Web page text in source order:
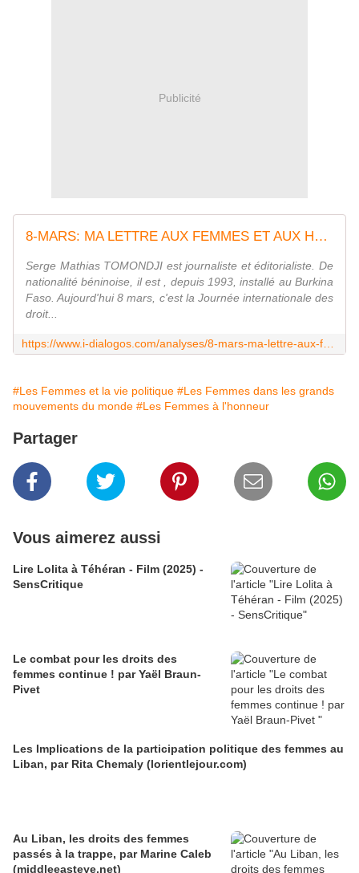
Publicité
8-MARS: MA LETTRE AUX FEMMES ET AUX HOMMES DU MONDE... - I-Dialogos
Serge Mathias TOMONDJI est journaliste et éditorialiste. De
nationalité béninoise, il est , depuis 1993, installé au Burkina
Faso. Aujourd'hui 8 mars, c'est la Journée internationale des
droit...
#Les Femmes et la vie politique #Les Femmes dans les grands
mouvements du monde #Les Femmes à l'honneur
Partager
Vous aimerez aussi
Lire Lolita à Téhéran - Film (2025) -
SensCritique
Le combat pour les droits des
femmes continue ! par Yaël Braun-
Pivet
Les Implications de la participation politique des femmes au
Liban, par Rita Chemaly (lorientlejour.com)
Au Liban, les droits des femmes
passés à la trappe, par Marine Caleb
(middleeasteye.net)